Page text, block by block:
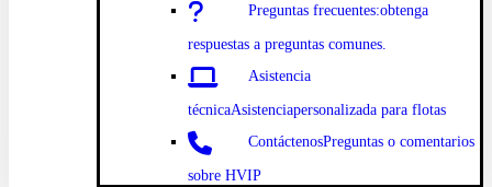
Preguntas frecuentes:obtenga
respuestas a preguntas comunes.
Asistencia
técnicaAsistenciapersonalizada para flotas
ContáctenosPreguntas o comentarios
sobre HVIP